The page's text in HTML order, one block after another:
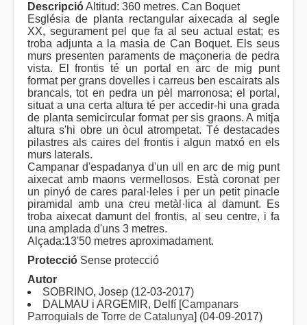
DescripcióAltitud: 360 metres. Can Boquet
Església de planta rectangular aixecada al segle
XX, segurament pel que fa al seu actual estat; es
troba adjunta a la masia de Can Boquet. Els seus
murs presenten paraments de maçoneria de pedra
vista. El frontis té un portal en arc de mig punt
format per grans dovelles i carreus ben escairats als
brancals, tot en pedra un pèl marronosa; el portal,
situat a una certa altura té per accedir-hi una grada
de planta semicircular format per sis graons. A mitja
altura s'hi obre un òcul atrompetat. Té destacades
pilastres als caires del frontis i algun matxó en els
murs laterals.
Campanar d'espadanya d'un ull en arc de mig punt
aixecat amb maons vermellosos. Està coronat per
un pinyó de cares paral·leles i per un petit pinacle
piramidal amb una creu metàl·lica al damunt. Es
troba aixecat damunt del frontis, al seu centre, i fa
una amplada d'uns 3 metres.
Alçada:13'50 metres aproximadament.
Protecció Sense protecció
Autor
SOBRINO, Josep (12-03-2017)
DALMAU i ARGEMIR, Delfí [Campanars
Parroquials de Torre de Catalunya] (04-09-2017)